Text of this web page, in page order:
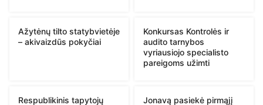
Ažytėnų tilto statybvietėje
– akivaizdūs pokyčiai
Konkursas Kontrolės ir
audito tarnybos
vyriausiojo specialisto
pareigoms užimti
Respublikinis tapytojų
Jonavą pasiekė pirmąjį